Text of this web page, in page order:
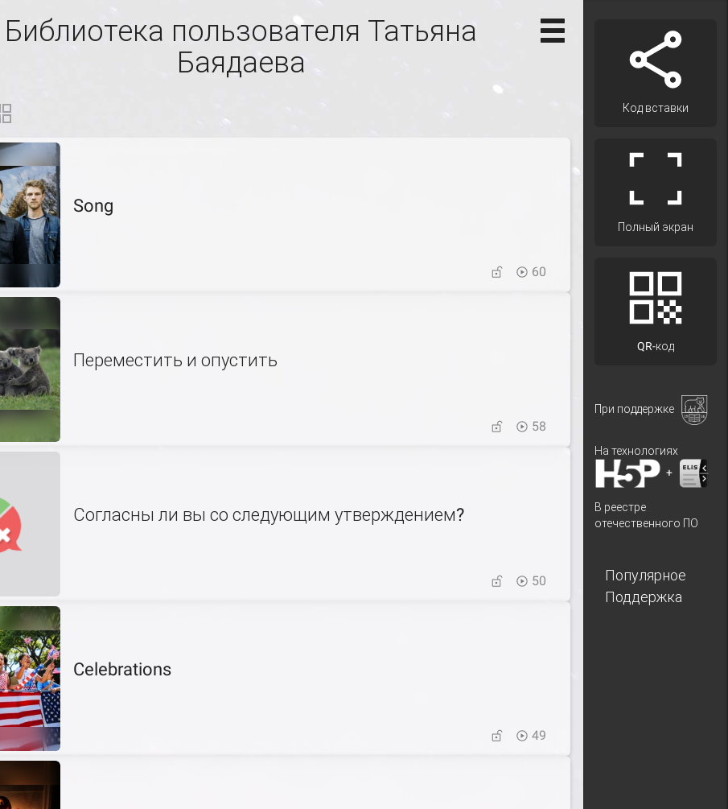
Библиотека пользователя Татьяна
Баядаева
Song
60
Переместить и опустить
58
Согласны ли вы со следующим утверждением?
50
Celebrations
49
Код вставки
Полный экран
QR-код
При поддержке
На технологиях
+
В реестре
отечественного ПО
Популярное
Поддержка